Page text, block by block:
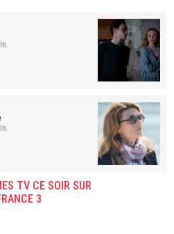
TV CE SOIR SUR
3